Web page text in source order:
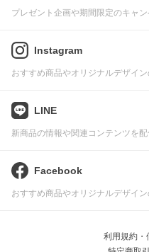
プレゼント企画や期間限定のキャ
Instagram
おすすめ商品やオリジナルデザイ
LINE
新商品の情報や関連コンテンツを
Facebook
おすすめ商品やオリジナルデザイ
利用規約・